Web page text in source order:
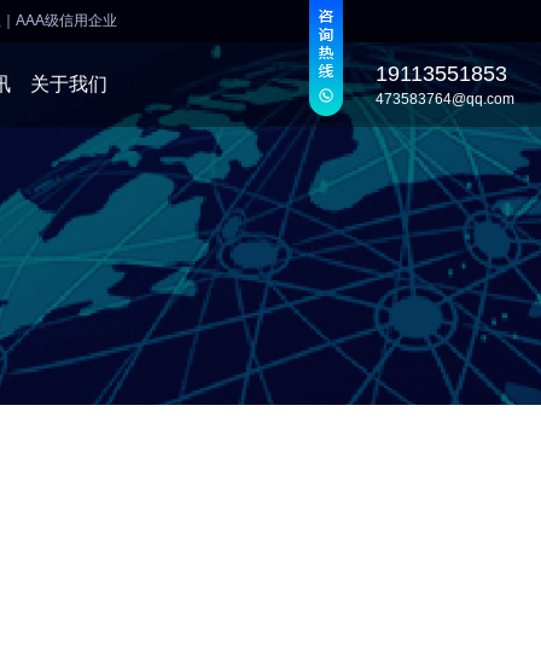
AAA级信用企业
关于我们 19113551853
473583764@qq.com